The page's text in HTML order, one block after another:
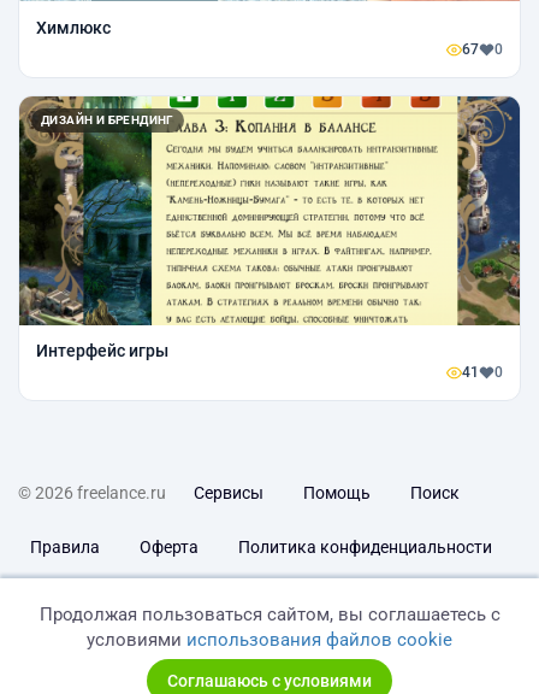
Химлюкс
67 0
ДИЗАЙН И БРЕНДИНГ
Интерфейс игры
41 0
© 2026 freelance.ru Сервисы Помощь Поиск
Правила Оферта Политика конфиденциальности
Продолжая пользоваться сайтом, вы соглашаетесь с
условиями использования файлов cookie
Соглашаюсь с условиями